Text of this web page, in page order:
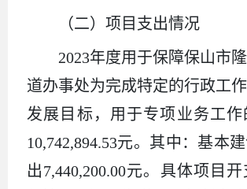
（二）项目支出情况
2023年度用于保障保山市
道办事处为完成特定的行政工
发展目标，用于专项业务工作
10,742,894.53元。其中：基本
出7,440,200.00元。具体项目